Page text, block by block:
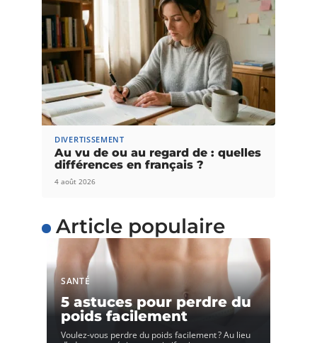
DIVERTISSEMENT
Au vu de ou au regard de : quelles
différences en français ?
4 août 2026
Article populaire
SANTÉ
5 astuces pour perdre du
poids facilement
Voulez-vous perdre du poids facilement ? Au lieu